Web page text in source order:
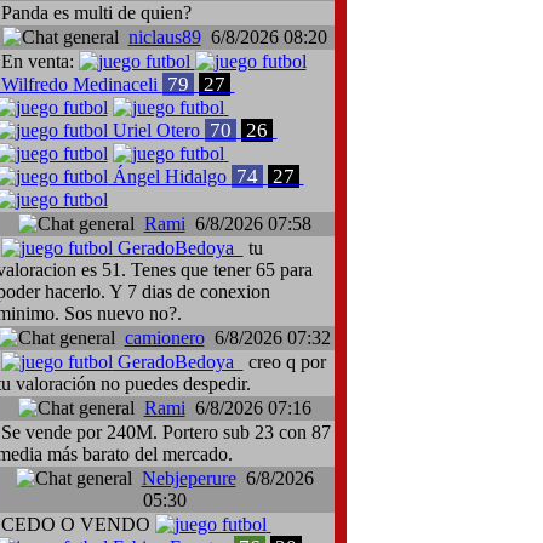
Zoidl, Volyn Lutsk-SKN St. Pölten Traspaso: Giampieri
Panda es multi de quien?
niclaus896/8/2026 08:20
En venta:
Wilfredo Medinaceli 79 27
Uriel Otero 70 26
Ángel Hidalgo 74 27
Rami 6/8/2026 07:58
GeradoBedoya
tu
es 51. Tenes que tener 65 para
hacerlo. Y 7 dias de conexion
Sos nuevo no?.
camionero6/8/2026 07:32
GeradoBedoya
creo q por
valoración no puedes despedir.
Rami 6/8/2026 07:16
Se vende por 240M. Portero sub 23 con 87
más barato del mercado.
Nebjeperure6/8/2026
05:30
CEDO O VENDO